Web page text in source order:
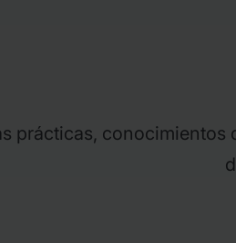
prácticas, conocimientos